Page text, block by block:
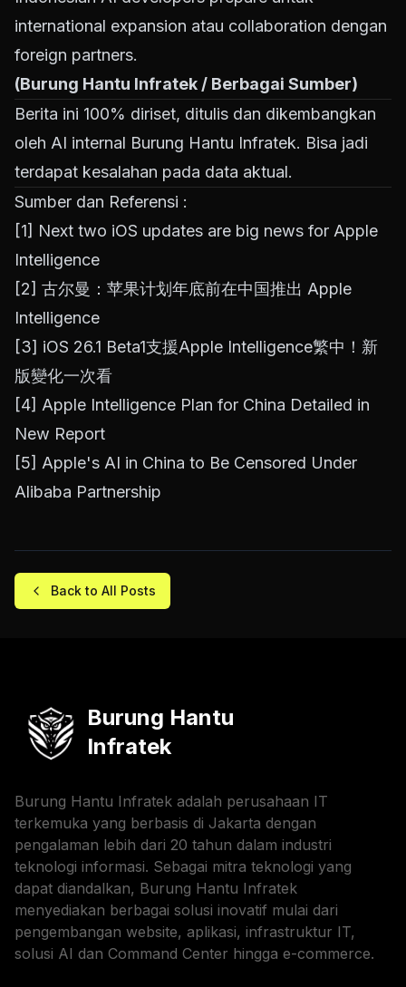
international expansion atau collaboration dengan
foreign partners.
(Burung Hantu Infratek / Berbagai Sumber)
Berita ini 100% diriset, ditulis dan dikembangkan
oleh AI internal Burung Hantu Infratek. Bisa jadi
terdapat kesalahan pada data aktual.
Sumber dan Referensi :
[1] Next two iOS updates are big news for Apple
Intelligence
[2] 古尔曼：苹果计划年底前在中国推出 Apple
Intelligence
[3] iOS 26.1 Beta1支援Apple Intelligence繁中！新
版變化一次看
[4] Apple Intelligence Plan for China Detailed in
New Report
[5] Apple's AI in China to Be Censored Under
Alibaba Partnership
Back to All Posts
Burung Hantu
Infratek
Burung Hantu Infratek adalah perusahaan IT
terkemuka yang berbasis di Jakarta dengan
pengalaman lebih dari 20 tahun dalam industri
teknologi informasi. Sebagai mitra teknologi yang
dapat diandalkan, Burung Hantu Infratek
menyediakan berbagai solusi inovatif mulai dari
pengembangan website, aplikasi, infrastruktur IT,
solusi AI dan Command Center hingga e-commerce.